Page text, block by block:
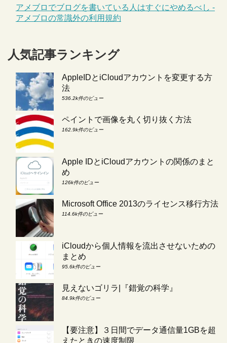
アメブロでブログを書いている人はすぐにやめるべし -
アメブロの常識外の利用規約
人気記事ランキング
AppleIDとiCloudアカウントを変更する方
法
536.2k件のビュー
ペイントで画像を丸く切り抜く方法
162.9k件のビュー
Apple IDとiCloudアカウントの関係のまと
め
126k件のビュー
Microsoft Office 2013のライセンス移行方法
114.6k件のビュー
iCloudから個人情報を流出させないための
まとめ
95.6k件のビュー
見えないゴリラ|『錯覚の科学』
84.9k件のビュー
【要注意】３日間でデータ通信量1GBを超
えたときの速度制限